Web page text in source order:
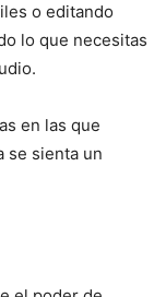
o editando
lo que necesitas
en las que
se sienta un